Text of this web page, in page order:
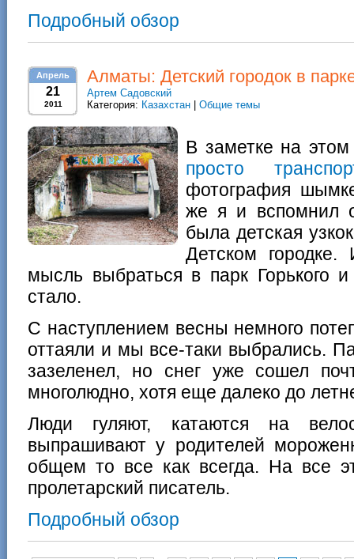
Подробный обзор
Апрель
21
2011
Алматы: Детский городок в
Артем Садовский
Категория: Казахстан Общие темы
В заметке на
просто
фотография
же я и вспомнил
была детская
Детском
мысль выбраться в парк Горького
стало.
С наступлением весны немного
оттаяли и мы все-таки выбрались.
зазеленел, но снег уже сошел
многолюдно, хотя еще далеко до
Люди гуляют, катаются на
выпрашивают у родителей
общем то все как всегда. На все
пролетарский писатель.
Подробный обзор